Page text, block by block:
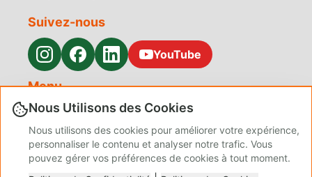
Suivez-nous
YouTube
Menu
Rechercher des
Pourquoi
Contact Confidentialité
À propos de
nous
Conditions
Politique des
Blog Admin
Nous Utilisons des Cookies
Nous utilisons des cookies pour améliorer votre expérience,
personnaliser le contenu et analyser notre trafic. Vous
pouvez gérer vos préférences de cookies à tout moment.